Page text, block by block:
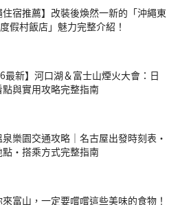
住宿推薦】改裝後煥然一新的「沖繩東
假村飯店」魅力完整介紹！
最新】河口湖＆富士山煙火大會：日
與實用攻略完整指南
樂園交通攻略｜名古屋出發時刻表・
點・搭乘方式完整指南
富山，一定要嚐嚐這些美味的食物！